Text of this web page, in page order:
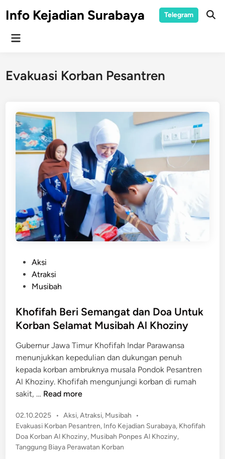
toInfo Kejadian Surabaya Telegram
Main
Evakuasi Korban Pesantren
e
d
n
Aksi
Atraksi
Musibah
Khofifah Beri Semangat dan Doa Untuk
Korban Selamat Musibah Al Khoziny
Gubernur Jawa Timur Khofifah Indar Parawansa
menunjukkan kepedulian dan dukungan penuh
kepada korban ambruknya musala Pondok Pesantren
Al Khoziny. Khofifah mengunjungi korban di rumah
sakit, … K
o
f
i
f
Read more
02.10.2025 • P
o
s
t
Aksi,Atraksi, Musibah
•
Evakuasi Korban Pesantren, Info Kejadian Surabaya, Khofifah
Doa Korban Al Khoziny, Musibah Ponpes Al Khoziny,
Tanggung Biaya Perawatan Korban